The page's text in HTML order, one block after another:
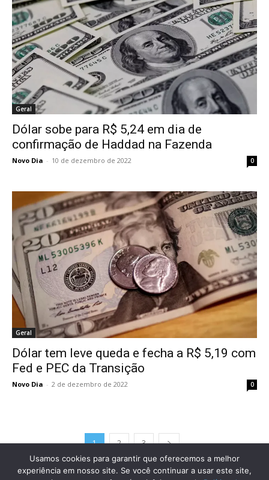
Geral
Dólar sobe para R$ 5,24 em dia de
confirmação de Haddad na Fazenda
Novo Dia - 10 de dezembro de 2022 0
Geral
Dólar tem leve queda e fecha a R$ 5,19 com
Fed e PEC da Transição
Novo Dia - 2 de dezembro de 2022 0
1 2 3
Usamos cookies para garantir que oferecemos a melhor
experiência em nosso site. Se você continuar a usar este site,